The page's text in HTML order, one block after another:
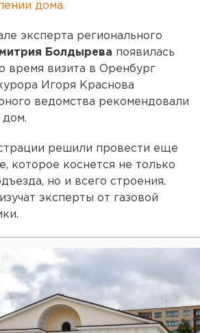
дома.
эксперта регионального
Болдырева появилась
время визита в Оренбург
Игоря Краснова
ведомства рекомендовали
дом.
решили провести еще
которое коснется не только
но и всего строения.
эксперты от газовой